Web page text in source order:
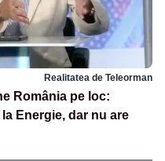
Realitatea de Teleorman
România pe loc:
Energie, dar nu are